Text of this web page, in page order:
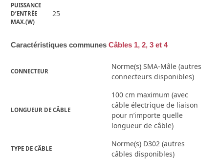
PUISSANCE
D’ENTRÉE
MAX.(W)
25
Caractéristiques communesCâbles 1, 2, 3 et 4
CONNECTEUR
Norme(s) SMA-Mâle (autres
connecteurs disponibles)
LONGUEUR DE CÂBLE
100 cm maximum (avec
câble électrique de liaison
pour n’importe quelle
longueur de câble)
TYPE DE CÂBLE
Norme(s) D302 (autres
câbles disponibles)